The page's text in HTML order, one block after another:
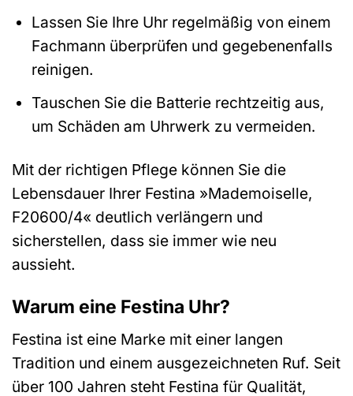
Lassen Sie Ihre Uhr regelmäßig von einem
Fachmann überprüfen und gegebenenfalls
reinigen.
Tauschen Sie die Batterie rechtzeitig aus,
um Schäden am Uhrwerk zu vermeiden.
Mit der richtigen Pflege können Sie die
Lebensdauer Ihrer Festina »Mademoiselle,
F20600/4« deutlich verlängern und
sicherstellen, dass sie immer wie neu
aussieht.
Warum eine Festina Uhr?
Festina ist eine Marke mit einer langen
Tradition und einem ausgezeichneten Ruf. Seit
über 100 Jahren steht Festina für Qualität,